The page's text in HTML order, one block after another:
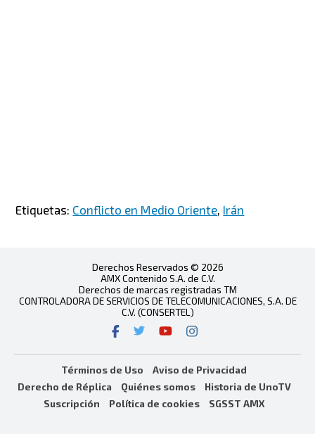
Etiquetas: Conflicto en Medio Oriente, Irán
Derechos Reservados © 2026
AMX Contenido S.A. de C.V.
Derechos de marcas registradas TM
CONTROLADORA DE SERVICIOS DE TELECOMUNICACIONES, S.A. DE
C.V. (CONSERTEL)
Términos de Uso
Aviso de Privacidad
Derecho de Réplica
Quiénes somos
Historia de UnoTV
Suscripción
Política de cookies SGSST AMX